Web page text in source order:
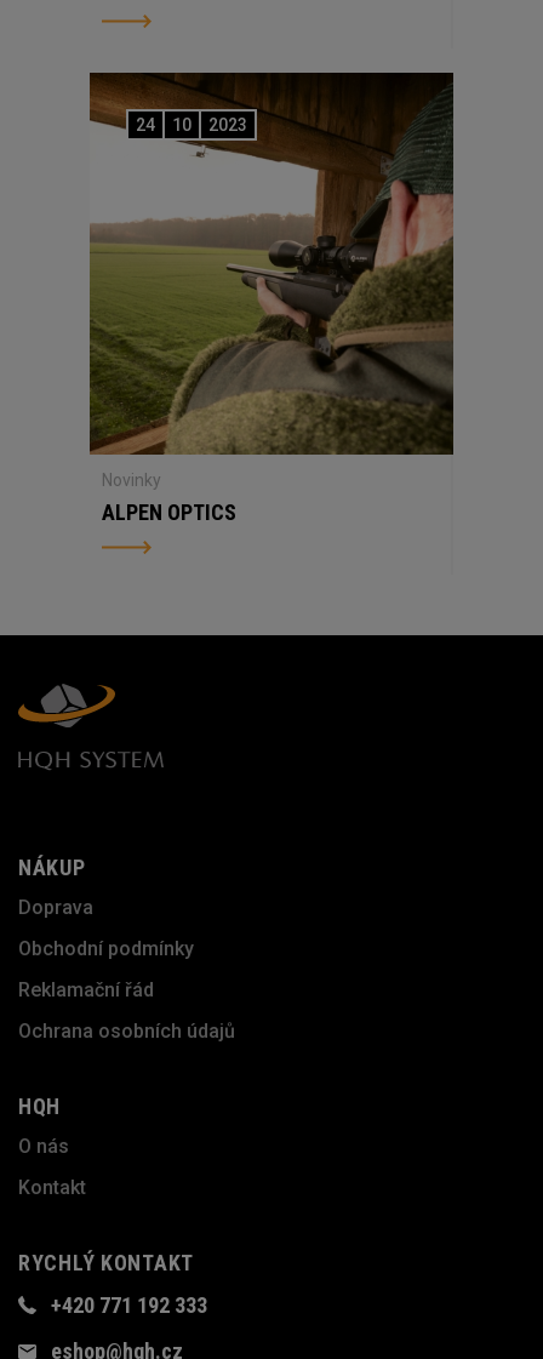
24 10 2023
Novinky
ALPEN OPTICS
NÁKUP
Doprava
Obchodní podmínky
Reklamační řád
Ochrana osobních údajů
HQH
O nás
Kontakt
RYCHLÝ KONTAKT
+420 771 192 333
eshop@hqh.cz